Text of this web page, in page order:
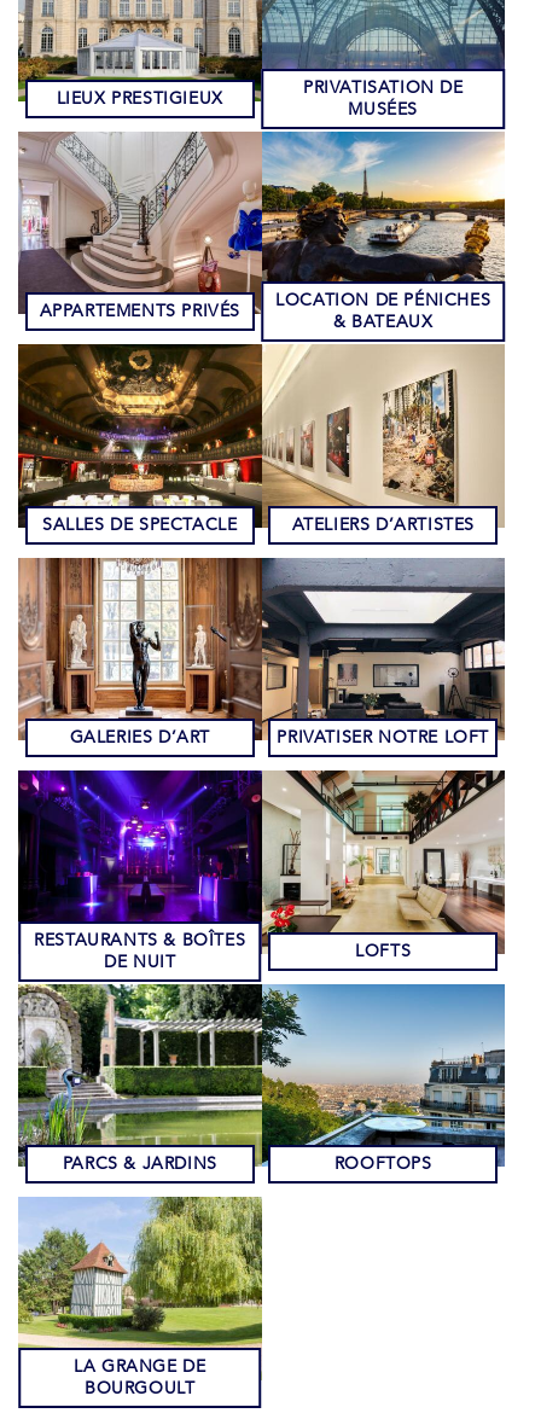
LIEUX PRESTIGIEUX
PRIVATISATION DE
MUSÉES
APPARTEMENTS PRIVÉS
LOCATION DE PÉNICHES
& BATEAUX
SALLES DE SPECTACLE ATELIERS D’ARTISTES
GALERIES D’ART PRIVATISER NOTRE LOFT
RESTAURANTS & BOÎTES
DE NUIT
LOFTS
PARCS & JARDINS ROOFTOPS
LA GRANGE DE
BOURGOULT